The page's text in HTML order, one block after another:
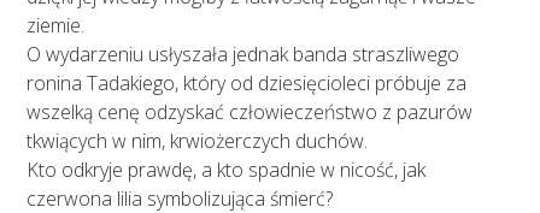
ziemie.
O wydarzeniu usłyszała jednak banda straszliwego
ronina Tadakiego, który od dziesięcioleci próbuje za
wszelką cenę odzyskać człowieczeństwo z pazurów
tkwiących w nim, krwiożerczych duchów.
Kto odkryje prawdę, a kto spadnie w nicość, jak
czerwona lilia symbolizująca śmierć?